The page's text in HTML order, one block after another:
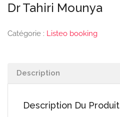
Dr Tahiri Mounya
Catégorie : Listeo booking
Description
Description Du Produit